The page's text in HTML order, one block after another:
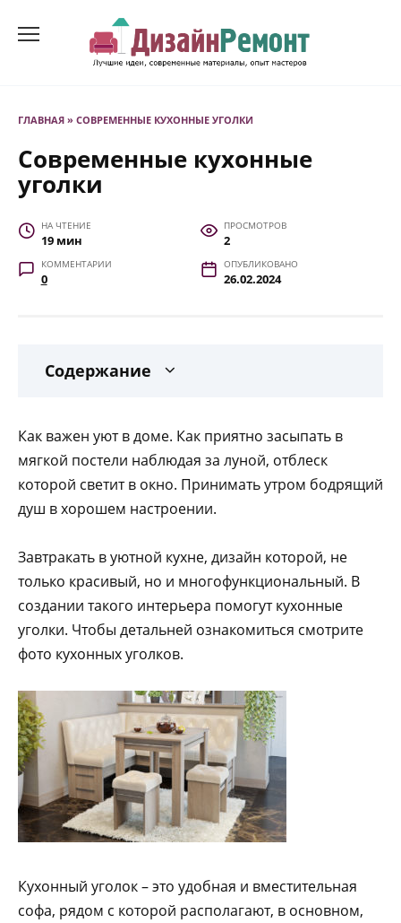
ГЛАВНАЯ » СОВРЕМЕННЫЕ КУХОННЫЕ УГОЛКИ
Современные кухонные
уголки
НА ЧТЕНИЕ
19 мин
ПРОСМОТРОВ
2
КОММЕНТАРИИ
0
ОПУБЛИКОВАНО
26.02.2024
Содержание
Как важен уют в доме. Как приятно засыпать в
мягкой постели наблюдая за луной, отблеск
которой светит в окно. Принимать утром бодрящий
душ в хорошем настроении.
Завтракать в уютной кухне, дизайн которой, не
только красивый, но и многофункциональный. В
создании такого интерьера помогут кухонные
уголки. Чтобы детальней ознакомиться смотрите
фото кухонных уголков.
Кухонный уголок – это удобная и вместительная
софа, рядом с которой располагают, в основном,